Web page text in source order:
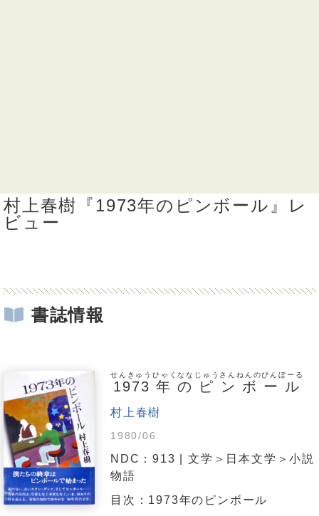
村上春樹『1973年のピンボール』レ
ビュー
書誌情報
1973年のピンボール
せんきゅうひゃくななじゅうさんねんのぴんぼーる
村上春樹
1980/06
NDC：913 | 文学＞日本文学＞小説
物語
目次：1973年のピンボール